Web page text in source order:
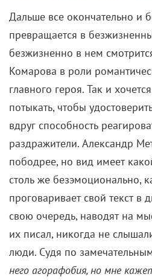
Дальше все окончательно и
превращается в
безжизненно в нем
Комарова в роли
главного героя. Так и
потыкать, чтобы
вдруг способность
раздражители. Александр
пободрее, но вид имеет
столь же безэмоционально,
проговаривает свой текст в
свою очередь, наводят на
их писал, никогда не
люди. Судя по
него агорафобия, но мне